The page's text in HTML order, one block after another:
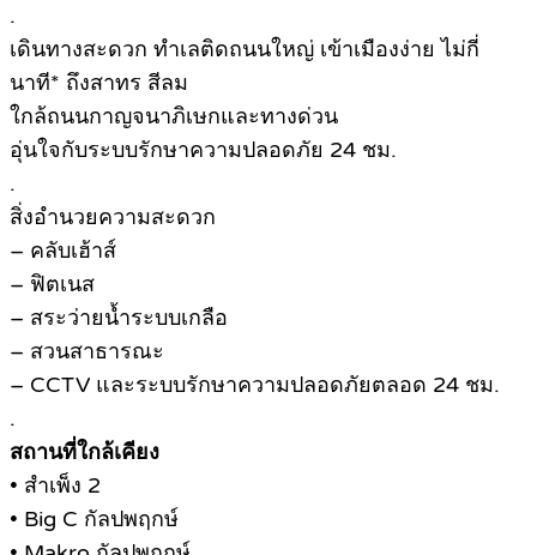
.
เดินทางสะดวก ทำเลติดถนนใหญ่ เข้าเมืองง่าย ไม่กี่
นาที* ถึงสาทร สีลม
ใกล้ถนนกาญจนาภิเษกและทางด่วน
อุ่นใจกับระบบรักษาความปลอดภัย 24 ชม.
.
สิ่งอำนวยความสะดวก
– คลับเฮ้าส์
– ฟิตเนส
– สระว่ายน้ำระบบเกลือ
– สวนสาธารณะ
– CCTV และระบบรักษาความปลอดภัยตลอด 24 ชม.
.
สถานที่ใกล้เคียง
• สำเพ็ง 2
• Big C กัลปพฤกษ์